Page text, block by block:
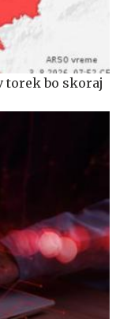
torek bo skoraj